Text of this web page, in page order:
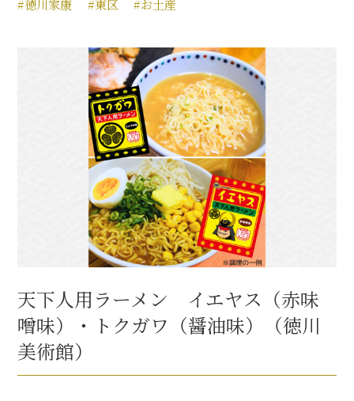
#徳川家康 #東区 #お土産
天下人用ラーメン イエヤス（赤味
噌味）・トクガワ（醤油味）（徳川
美術館）